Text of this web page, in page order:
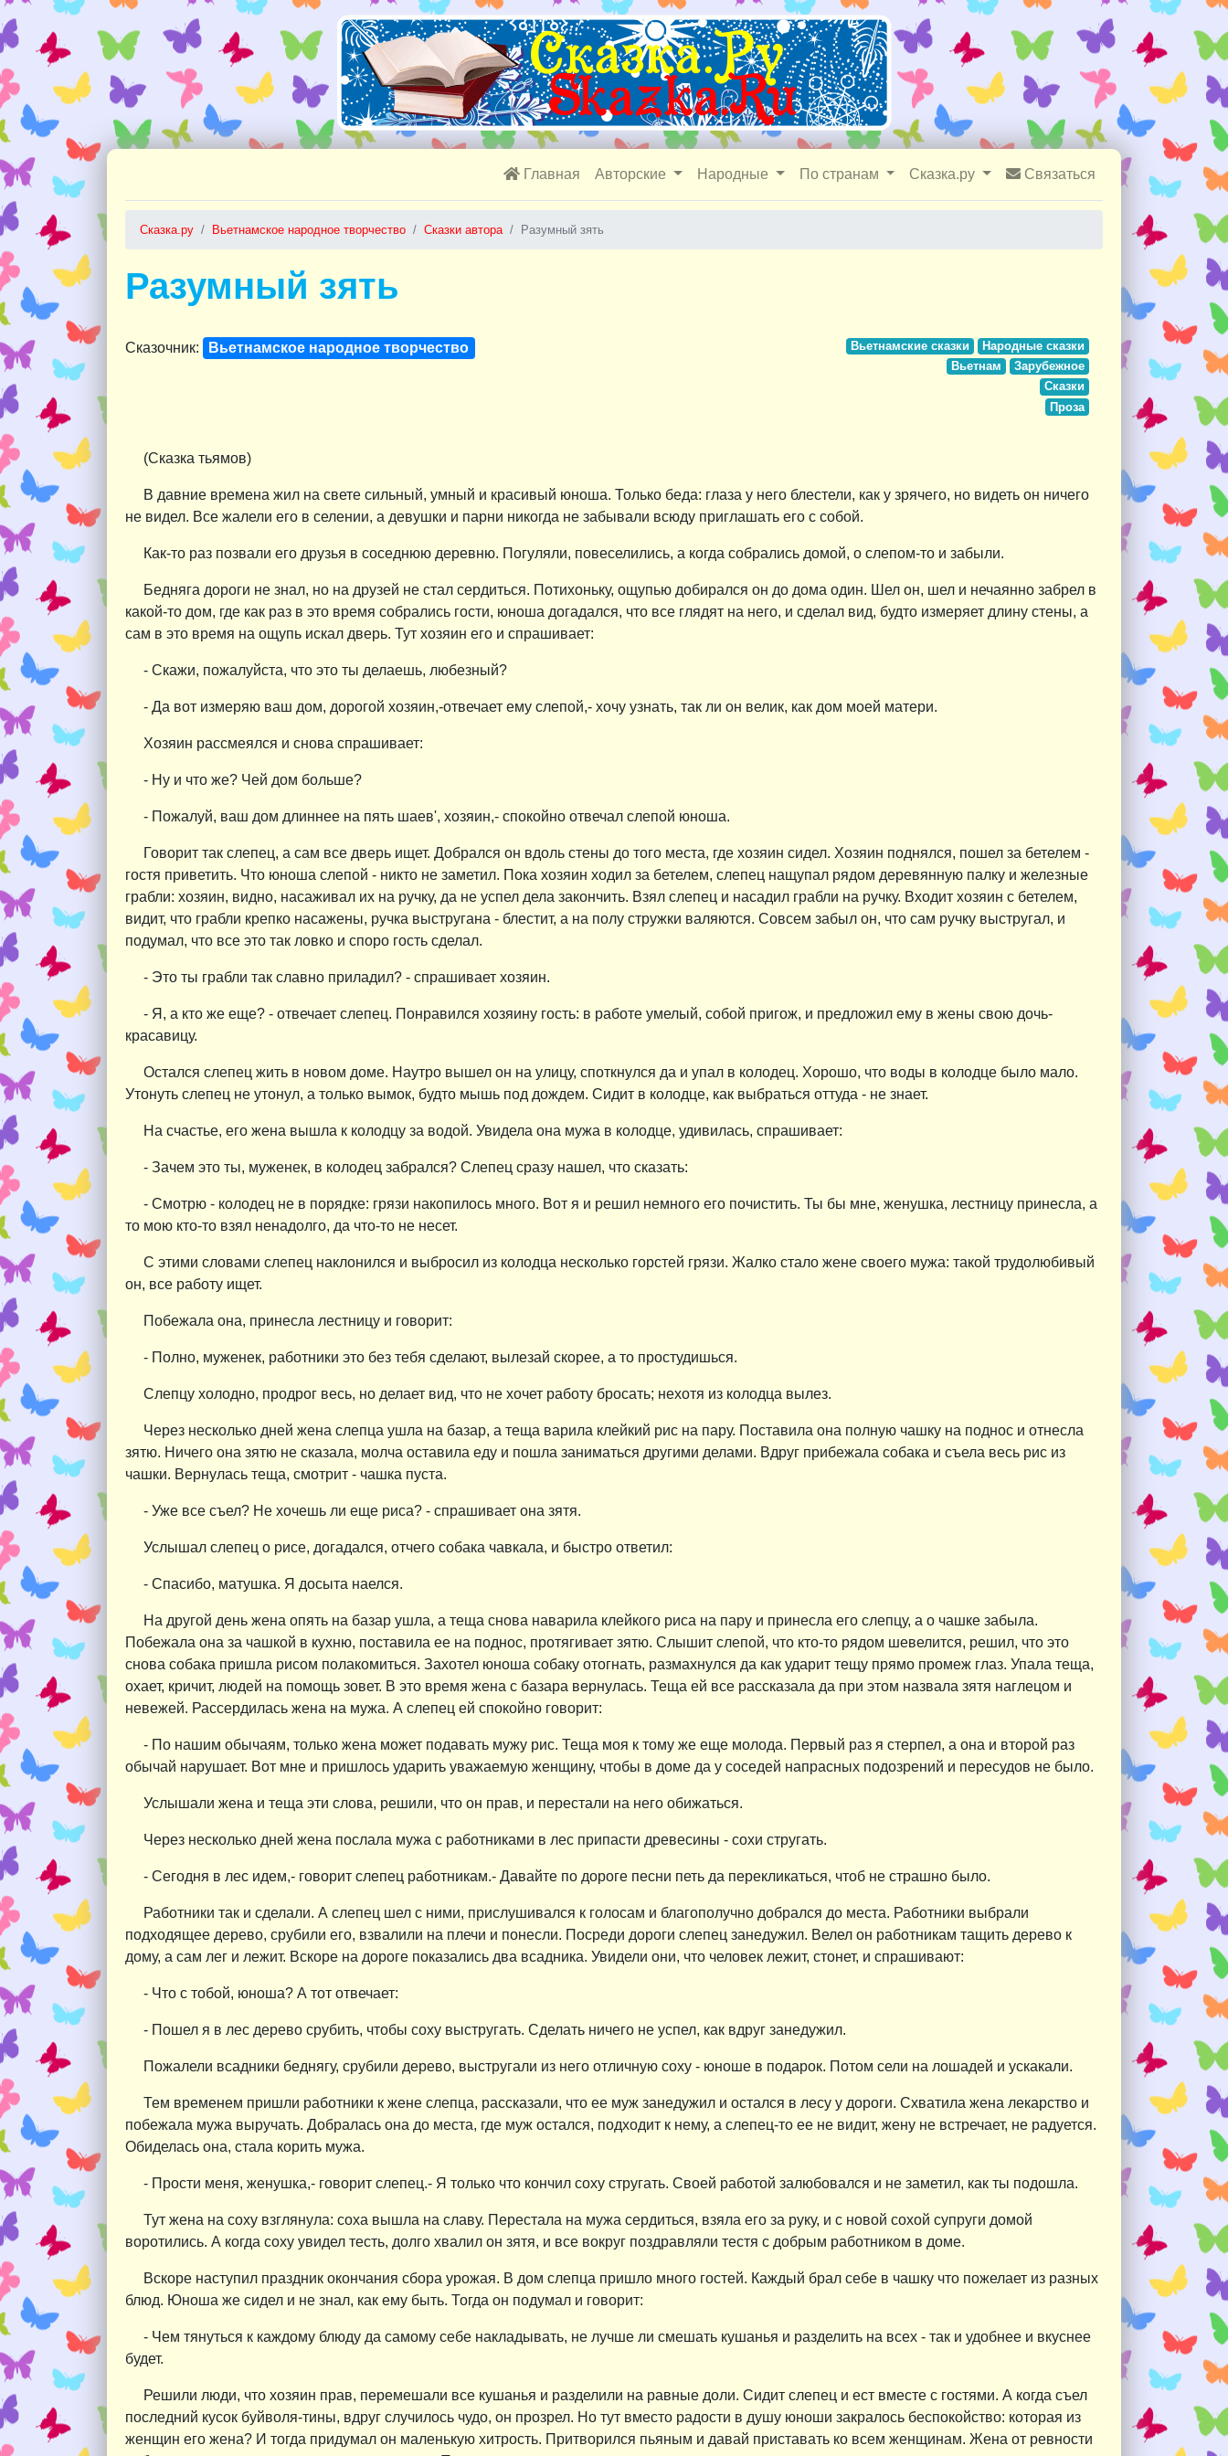
Главная Авторские Народные По странам Сказка.ру Связаться
Сказка.ру Вьетнамское народное творчество Сказки автора Разумный зять
Разумный зять
Сказочник: Вьетнамское народное творчество Вьетнамские сказки
Народные сказки
Вьетнам
Зарубежное
Сказки
Проза
(Сказка тьямов)
В давние времена жил на свете сильный, умный и красивый юноша. Только беда: глаза у него блестели, как у зрячего, но видеть он ничего
не видел. Все жалели его в селении, а девушки и парни никогда не забывали всюду приглашать его с собой.
Как-то раз позвали его друзья в соседнюю деревню. Погуляли, повеселились, а когда собрались домой, о слепом-то и забыли.
Бедняга дороги не знал, но на друзей не стал сердиться. Потихоньку, ощупью добирался он до дома один. Шел он, шел и нечаянно забрел в
какой-то дом, где как раз в это время собрались гости, юноша догадался, что все глядят на него, и сделал вид, будто измеряет длину стены, а
сам в это время на ощупь искал дверь. Тут хозяин его и спрашивает:
- Скажи, пожалуйста, что это ты делаешь, любезный?
- Да вот измеряю ваш дом, дорогой хозяин,-отвечает ему слепой,- хочу узнать, так ли он велик, как дом моей матери.
Хозяин рассмеялся и снова спрашивает:
- Ну и что же? Чей дом больше?
- Пожалуй, ваш дом длиннее на пять шаев', хозяин,- спокойно отвечал слепой юноша.
Говорит так слепец, а сам все дверь ищет. Добрался он вдоль стены до того места, где хозяин сидел. Хозяин поднялся, пошел за бетелем -
гостя приветить. Что юноша слепой - никто не заметил. Пока хозяин ходил за бетелем, слепец нащупал рядом деревянную палку и железные
грабли: хозяин, видно, насаживал их на ручку, да не успел дела закончить. Взял слепец и насадил грабли на ручку. Входит хозяин с бетелем,
видит, что грабли крепко насажены, ручка выстругана - блестит, а на полу стружки валяются. Совсем забыл он, что сам ручку выстругал, и
подумал, что все это так ловко и споро гость сделал.
- Это ты грабли так славно приладил? - спрашивает хозяин.
- Я, а кто же еще? - отвечает слепец. Понравился хозяину гость: в работе умелый, собой пригож, и предложил ему в жены свою дочь-
красавицу.
Остался слепец жить в новом доме. Наутро вышел он на улицу, споткнулся да и упал в колодец. Хорошо, что воды в колодце было мало.
Утонуть слепец не утонул, а только вымок, будто мышь под дождем. Сидит в колодце, как выбраться оттуда - не знает.
На счастье, его жена вышла к колодцу за водой. Увидела она мужа в колодце, удивилась, спрашивает:
- Зачем это ты, муженек, в колодец забрался? Слепец сразу нашел, что сказать:
- Смотрю - колодец не в порядке: грязи накопилось много. Вот я и решил немного его почистить. Ты бы мне, женушка, лестницу принесла, а
то мою кто-то взял ненадолго, да что-то не несет.
С этими словами слепец наклонился и выбросил из колодца несколько горстей грязи. Жалко стало жене своего мужа: такой трудолюбивый
он, все работу ищет.
Побежала она, принесла лестницу и говорит:
- Полно, муженек, работники это без тебя сделают, вылезай скорее, а то простудишься.
Слепцу холодно, продрог весь, но делает вид, что не хочет работу бросать; нехотя из колодца вылез.
Через несколько дней жена слепца ушла на базар, а теща варила клейкий рис на пару. Поставила она полную чашку на поднос и отнесла
зятю. Ничего она зятю не сказала, молча оставила еду и пошла заниматься другими делами. Вдруг прибежала собака и съела весь рис из
чашки. Вернулась теща, смотрит - чашка пуста.
- Уже все съел? Не хочешь ли еще риса? - спрашивает она зятя.
Услышал слепец о рисе, догадался, отчего собака чавкала, и быстро ответил:
- Спасибо, матушка. Я досыта наелся.
На другой день жена опять на базар ушла, а теща снова наварила клейкого риса на пару и принесла его слепцу, а о чашке забыла.
Побежала она за чашкой в кухню, поставила ее на поднос, протягивает зятю. Слышит слепой, что кто-то рядом шевелится, решил, что это
снова собака пришла рисом полакомиться. Захотел юноша собаку отогнать, размахнулся да как ударит тещу прямо промеж глаз. Упала теща,
охает, кричит, людей на помощь зовет. В это время жена с базара вернулась. Теща ей все рассказала да при этом назвала зятя наглецом и
невежей. Рассердилась жена на мужа. А слепец ей спокойно говорит:
- По нашим обычаям, только жена может подавать мужу рис. Теща моя к тому же еще молода. Первый раз я стерпел, а она и второй раз
обычай нарушает. Вот мне и пришлось ударить уважаемую женщину, чтобы в доме да у соседей напрасных подозрений и пересудов не было.
Услышали жена и теща эти слова, решили, что он прав, и перестали на него обижаться.
Через несколько дней жена послала мужа с работниками в лес припасти древесины - сохи стругать.
- Сегодня в лес идем,- говорит слепец работникам.- Давайте по дороге песни петь да перекликаться, чтоб не страшно было.
Работники так и сделали. А слепец шел с ними, прислушивался к голосам и благополучно добрался до места. Работники выбрали
подходящее дерево, срубили его, взвалили на плечи и понесли. Посреди дороги слепец занедужил. Велел он работникам тащить дерево к
дому, а сам лег и лежит. Вскоре на дороге показались два всадника. Увидели они, что человек лежит, стонет, и спрашивают:
- Что с тобой, юноша? А тот отвечает:
- Пошел я в лес дерево срубить, чтобы соху выстругать. Сделать ничего не успел, как вдруг занедужил.
Пожалели всадники беднягу, срубили дерево, выстругали из него отличную соху - юноше в подарок. Потом сели на лошадей и ускакали.
Тем временем пришли работники к жене слепца, рассказали, что ее муж занедужил и остался в лесу у дороги. Схватила жена лекарство и
побежала мужа выручать. Добралась она до места, где муж остался, подходит к нему, а слепец-то ее не видит, жену не встречает, не радуется.
Обиделась она, стала корить мужа.
- Прости меня, женушка,- говорит слепец.- Я только что кончил соху стругать. Своей работой залюбовался и не заметил, как ты подошла.
Тут жена на соху взглянула: соха вышла на славу. Перестала на мужа сердиться, взяла его за руку, и с новой сохой супруги домой
воротились. А когда соху увидел тесть, долго хвалил он зятя, и все вокруг поздравляли тестя с добрым работником в доме.
Вскоре наступил праздник окончания сбора урожая. В дом слепца пришло много гостей. Каждый брал себе в чашку что пожелает из разных
блюд. Юноша же сидел и не знал, как ему быть. Тогда он подумал и говорит:
- Чем тянуться к каждому блюду да самому себе накладывать, не лучше ли смешать кушанья и разделить на всех - так и удобнее и вкуснее
будет.
Решили люди, что хозяин прав, перемешали все кушанья и разделили на равные доли. Сидит слепец и ест вместе с гостями. А когда съел
последний кусок буйволя-тины, вдруг случилось чудо, он прозрел. Но тут вместо радости в душу юноши закралось беспокойство: которая из
женщин его жена? И тогда придумал он маленькую хитрость. Притворился пьяным и давай приставать ко всем женщинам. Жена от ревности